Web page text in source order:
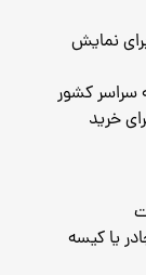
نمایش
سراسر کشور
خرید
یا کیسه